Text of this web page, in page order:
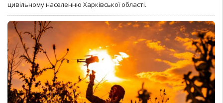
цивільному населенню Харківської області.